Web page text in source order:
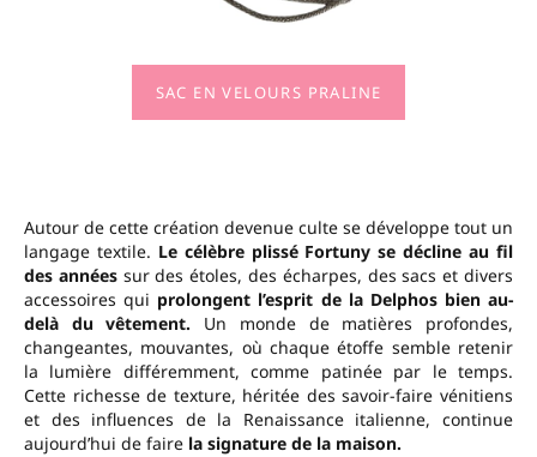
SAC EN VELOURS PRALINE
Autour de cette création devenue culte se développe tout un
langage textile. Le célèbre plissé Fortuny se décline au fil
des années sur des étoles, des écharpes, des sacs et divers
accessoires qui prolongent l’esprit de la Delphos bien au-
delà du vêtement. Un monde de matières profondes,
changeantes, mouvantes, où chaque étoffe semble retenir
la lumière différemment, comme patinée par le temps.
Cette richesse de texture, héritée des savoir-faire vénitiens
et des influences de la Renaissance italienne, continue
aujourd’hui de faire la signature de la maison.